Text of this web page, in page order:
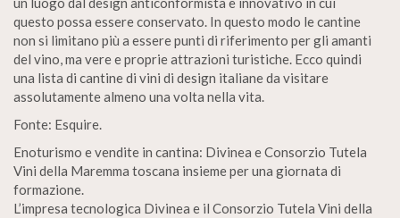
questo possa essere conservato. In questo modo le cantine
non si limitano più a essere punti di riferimento per gli amanti
del vino, ma vere e proprie attrazioni turistiche. Ecco quindi
una lista di cantine di vini di design italiane da visitare
assolutamente almeno una volta nella vita.
Fonte: Esquire.
Enoturismo e vendite in cantina: Divinea e Consorzio Tutela
Vini della Maremma toscana insieme per una giornata di
formazione.
L’impresa tecnologica Divinea e il Consorzio Tutela Vini della